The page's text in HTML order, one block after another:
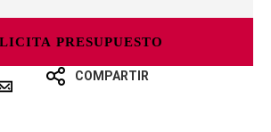
PRESUPUESTO
COMPARTIR